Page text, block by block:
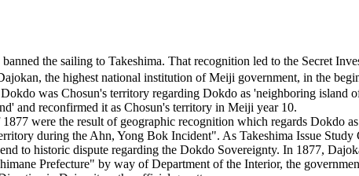
the sailing to Takeshima. That recognition led to the Secret
the highest national institution of Meiji government, in the
was Chosun's territory regarding Dokdo as 'neighboring
and reconfirmed it as Chosun's territory in Meiji year 10.
were the result of geographic recognition which regards Dokdo
during the Ahn, Yong Bok Incident". As Takeshima Issue Study
to historic dispute regarding the Dokdo Sovereignty. In 1877,
Prefecture" by way of Department of the Interior, the